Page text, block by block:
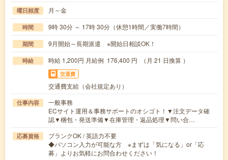
曜日頻度 月～金
時間 9時 30分 ～ 17時 30分（休憩1時間／実働7時間）
期間 9月開始～長期派遣 ※開始日相談OK！
時給 時給 1,200円 月給例 176,400 円 （月 21 日換算 ）
交通費
交通費支給（会社規定あり）
仕事内容
一般事務
ECサイト運用＆事務サポートのオシゴト！▼注文データ確
認▼梱包・発送準備▼在庫管理・返品処理▼問い合…
応募資格
ブランクOK / 英語力不要
◆パソコン入力が可能な方 ※まずは「気になる」or「応
募」よりお気軽にお問合わせください！